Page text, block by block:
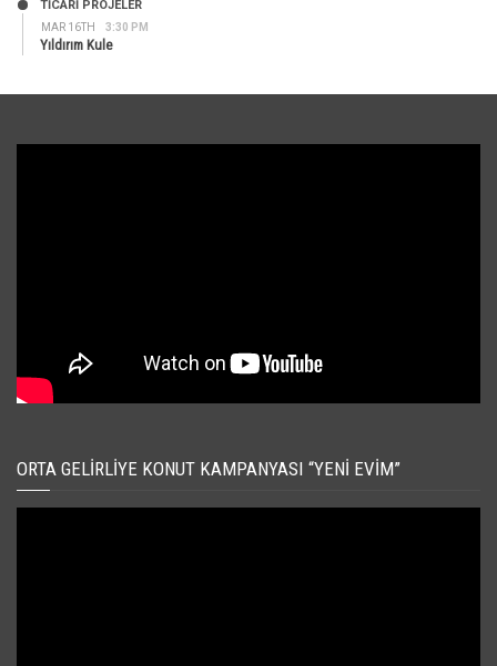
MAR 16TH 3:30 PM
TİCARİ PROJELER
Yıldırım Kule
ORTA GELIRLIYE KONUT KAMPANYASI “YENI EVIM”